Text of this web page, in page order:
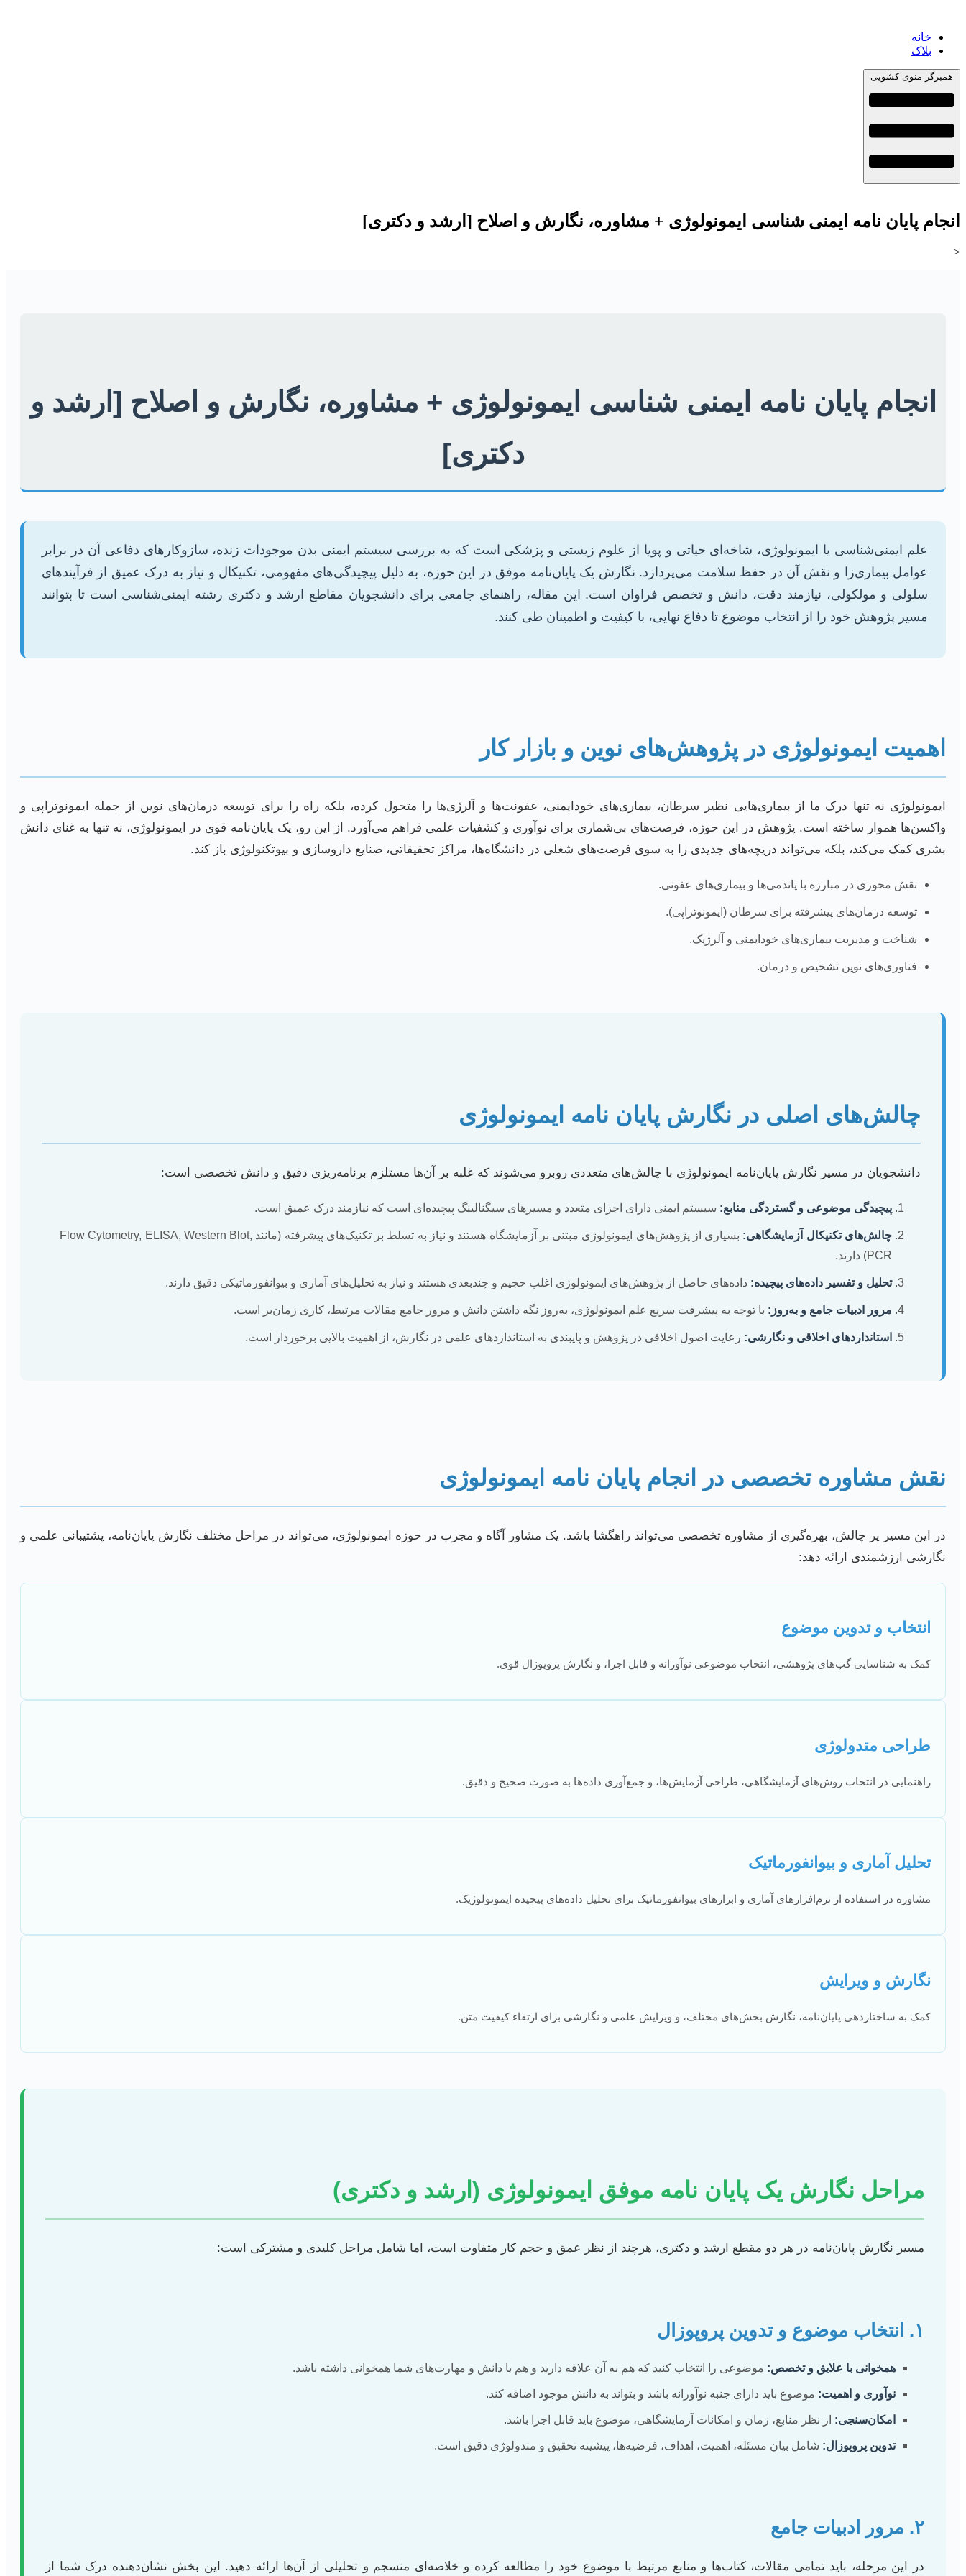
خانه
بلاک
همبرگر منوی کشویی
انجام پایان نامه ایمنی شناسی ایمونولوژی + مشاوره، نگارش و اصلاح [ارشد و دکتری]
<
انجام پایان نامه ایمنی شناسی ایمونولوژی + مشاوره، نگارش و اصلاح [ارشد و
دکتری]
علم ایمنی‌شناسی یا ایمونولوژی، شاخه‌ای حیاتی و پویا از علوم زیستی و پزشکی است که به بررسی سیستم ایمنی بدن موجودات زنده، سازوکارهای دفاعی آن در برابر
عوامل بیماری‌زا و نقش آن در حفظ سلامت می‌پردازد. نگارش یک پایان‌نامه موفق در این حوزه، به دلیل پیچیدگی‌های مفهومی، تکنیکال و نیاز به درک عمیق از فرآیندهای
سلولی و مولکولی، نیازمند دقت، دانش و تخصص فراوان است. این مقاله، راهنمای جامعی برای دانشجویان مقاطع ارشد و دکتری رشته ایمنی‌شناسی است تا بتوانند
مسیر پژوهش خود را از انتخاب موضوع تا دفاع نهایی، با کیفیت و اطمینان طی کنند.
اهمیت ایمونولوژی در پژوهش‌های نوین و بازار کار
ایمونولوژی نه تنها درک ما از بیماری‌هایی نظیر سرطان، بیماری‌های خودایمنی، عفونت‌ها و آلرژی‌ها را متحول کرده، بلکه راه را برای توسعه درمان‌های نوین از جمله ایمونوتراپی و
واکسن‌ها هموار ساخته است. پژوهش در این حوزه، فرصت‌های بی‌شماری برای نوآوری و کشفیات علمی فراهم می‌آورد. از این رو، یک پایان‌نامه قوی در ایمونولوژی، نه تنها به غنای دانش
بشری کمک می‌کند، بلکه می‌تواند دریچه‌های جدیدی را به سوی فرصت‌های شغلی در دانشگاه‌ها، مراکز تحقیقاتی، صنایع داروسازی و بیوتکنولوژی باز کند.
نقش محوری در مبارزه با پاندمی‌ها و بیماری‌های عفونی.
توسعه درمان‌های پیشرفته برای سرطان (ایمونوتراپی).
شناخت و مدیریت بیماری‌های خودایمنی و آلرژیک.
فناوری‌های نوین تشخیص و درمان.
چالش‌های اصلی در نگارش پایان نامه ایمونولوژی
دانشجویان در مسیر نگارش پایان‌نامه ایمونولوژی با چالش‌های متعددی روبرو می‌شوند که غلبه بر آن‌ها مستلزم برنامه‌ریزی دقیق و دانش تخصصی است:
پیچیدگی موضوعی و گستردگی منابع: سیستم ایمنی دارای اجزای متعدد و مسیرهای سیگنالینگ پیچیده‌ای است که نیازمند درک عمیق است.
چالش‌های تکنیکال آزمایشگاهی:
بسیاری از پژوهش‌های ایمونولوژی مبتنی بر آزمایشگاه هستند و نیاز به تسلط بر تکنیک‌های پیشرفته (مانند Flow Cytometry, ELISA, Western Blot,
PCR) دارند.
تحلیل و تفسیر داده‌های پیچیده: داده‌های حاصل از پژوهش‌های ایمونولوژی اغلب حجیم و چندبعدی هستند و نیاز به تحلیل‌های آماری و بیوانفورماتیکی دقیق دارند.
مرور ادبیات جامع و به‌روز: با توجه به پیشرفت سریع علم ایمونولوژی، به‌روز نگه داشتن دانش و مرور جامع مقالات مرتبط، کاری زمان‌بر است.
استانداردهای اخلاقی و نگارشی: رعایت اصول اخلاقی در پژوهش و پایبندی به استانداردهای علمی در نگارش، از اهمیت بالایی برخوردار است.
نقش مشاوره تخصصی در انجام پایان نامه ایمونولوژی
در این مسیر پر چالش، بهره‌گیری از مشاوره تخصصی می‌تواند راهگشا باشد. یک مشاور آگاه و مجرب در حوزه ایمونولوژی، می‌تواند در مراحل مختلف نگارش پایان‌نامه، پشتیبانی علمی و
نگارشی ارزشمندی ارائه دهد:
انتخاب و تدوین موضوع
کمک به شناسایی گپ‌های پژوهشی، انتخاب موضوعی نوآورانه و قابل اجرا، و نگارش پروپوزال قوی.
طراحی متدولوژی
راهنمایی در انتخاب روش‌های آزمایشگاهی، طراحی آزمایش‌ها، و جمع‌آوری داده‌ها به صورت صحیح و دقیق.
تحلیل آماری و بیوانفورماتیک
مشاوره در استفاده از نرم‌افزارهای آماری و ابزارهای بیوانفورماتیک برای تحلیل داده‌های پیچیده ایمونولوژیک.
نگارش و ویرایش
کمک به ساختاردهی پایان‌نامه، نگارش بخش‌های مختلف، و ویرایش علمی و نگارشی برای ارتقاء کیفیت متن.
مراحل نگارش یک پایان نامه موفق ایمونولوژی (ارشد و دکتری)
مسیر نگارش پایان‌نامه در هر دو مقطع ارشد و دکتری، هرچند از نظر عمق و حجم کار متفاوت است، اما شامل مراحل کلیدی و مشترکی است:
۱. انتخاب موضوع و تدوین پروپوزال
همخوانی با علایق و تخصص: موضوعی را انتخاب کنید که هم به آن علاقه دارید و هم با دانش و مهارت‌های شما همخوانی داشته باشد.
نوآوری و اهمیت: موضوع باید دارای جنبه نوآورانه باشد و بتواند به دانش موجود اضافه کند.
امکان‌سنجی: از نظر منابع، زمان و امکانات آزمایشگاهی، موضوع باید قابل اجرا باشد.
تدوین پروپوزال: شامل بیان مسئله، اهمیت، اهداف، فرضیه‌ها، پیشینه تحقیق و متدولوژی دقیق است.
۲. مرور ادبیات جامع
در این مرحله، باید تمامی مقالات، کتاب‌ها و منابع مرتبط با موضوع خود را مطالعه کرده و خلاصه‌ای منسجم و تحلیلی از آن‌ها ارائه دهید. این بخش نشان‌دهنده درک شما از